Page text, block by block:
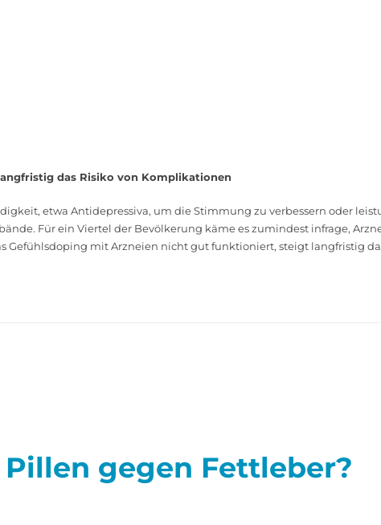
das Risiko von Komplikationen
etwa Antidepressiva, um die Stimmung zu verbessern oder
Für ein Viertel der Bevölkerung käme es zumindest infrage,
Gefühlsdoping mit Arzneien nicht gut funktioniert, steigt langfristig
gegen Fettleber?